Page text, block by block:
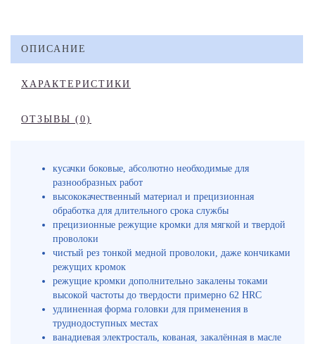
ОПИСАНИЕ
ХАРАКТЕРИСТИКИ
ОТЗЫВЫ (0)
кусачки боковые, абсолютно необходимые для
разнообразных работ
высококачественный материал и прецизионная
обработка для длительного срока службы
прецизионные режущие кромки для мягкой и твердой
проволоки
чистый рез тонкой медной проволоки, даже кончиками
режущих кромок
режущие кромки дополнительно закалены токами
высокой частоты до твердости примерно 62 HRC
удлиненная форма головки для применения в
труднодоступных местах
ванадиевая электросталь, кованая, закалённая в масле